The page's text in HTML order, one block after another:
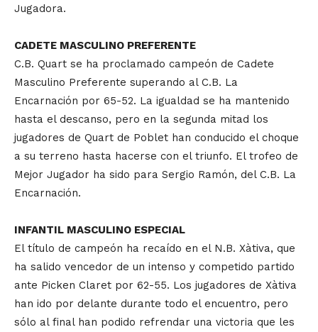
Jugadora.
CADETE MASCULINO PREFERENTE
C.B. Quart se ha proclamado campeón de Cadete
Masculino Preferente superando al C.B. La
Encarnación por 65-52. La igualdad se ha mantenido
hasta el descanso, pero en la segunda mitad los
jugadores de Quart de Poblet han conducido el choque
a su terreno hasta hacerse con el triunfo. El trofeo de
Mejor Jugador ha sido para Sergio Ramón, del C.B. La
Encarnación.
INFANTIL MASCULINO ESPECIAL
El título de campeón ha recaído en el N.B. Xàtiva, que
ha salido vencedor de un intenso y competido partido
ante Picken Claret por 62-55. Los jugadores de Xàtiva
han ido por delante durante todo el encuentro, pero
sólo al final han podido refrendar una victoria que les